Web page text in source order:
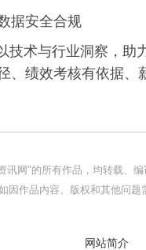
据安全合规
技术与行业洞察，助
、绩效考核有依据、
讯网"的所有作品，均转载、
因作品内容、版权和其他问
网站简介